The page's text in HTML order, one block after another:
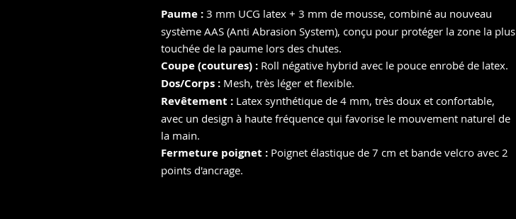
Paume : 3 mm UCG latex + 3 mm de mousse, combiné au nouveau
système AAS (Anti Abrasion System), conçu pour protéger la zone la plus
touchée de la paume lors des chutes.
Coupe (coutures) : Roll négative hybrid avec le pouce enrobé de latex.
Dos/Corps : Mesh, très léger et flexible.
Revêtement : Latex synthétique de 4 mm, très doux et confortable,
avec un design à haute fréquence qui favorise le mouvement naturel de
la main.
Fermeture poignet : Poignet élastique de 7 cm et bande velcro avec 2
points d'ancrage.